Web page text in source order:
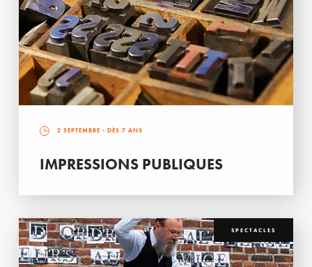
2 SEPTEMBRE - DÈS 7 ANS
IMPRESSIONS PUBLIQUES
SPECTACLES